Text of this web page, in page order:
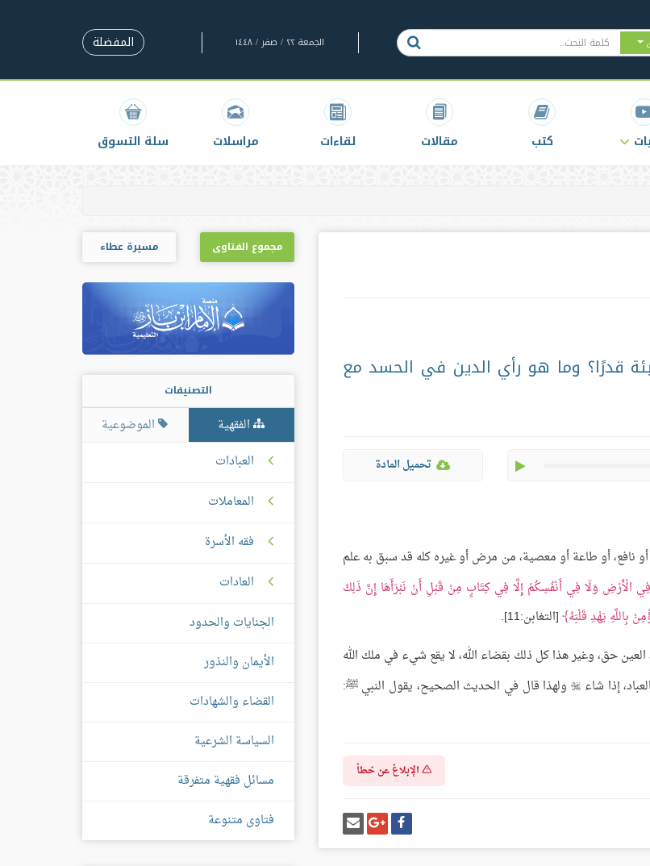
الجمعة ٢٢ / صفر / ١٤٤٨ المفضلة
كتب مقالات لقاءات مراسلات سلة التسوق
قدرًا؟ وما هو رأي الدين في الحسد مع
تحميل المادة
نافع، أو طاعة أو معصية، من مرض أو غيره كله قد سبق به علم
الْأَرْضِ وَلَا فِي أَنْفُسِكُمْ إِلَّا فِي كِتَابٍ مِنْ قَبْلِ أَنْ نَبْرَأَهَا إِنَّ ذَلِكَ
بِاللَّهِ يَهْدِ قَلْبَهُ [التغابن:11].
حق، وغير هذا كل ذلك بقضاء الله، لا يقع شيء في ملك الله
إذا شاء  ولهذا قال في الحديث الصحيح، يقول النبي ﷺ:
الإبلاغ عن خطأ
شارك
على
فيسبوك
شارك
على
غوغل
بلس
إرسل
إيميل
مجموع الفتاوى مسيرة عطاء
التصنيفات
الفقهية
الموضوعية
العبادات
المعاملات
فقه الأسرة
العادات
الجنايات والحدود
الأيمان والنذور
القضاء والشهادات
السياسة الشرعية
مسائل فقهية متفرقة
فتاوى متنوعة